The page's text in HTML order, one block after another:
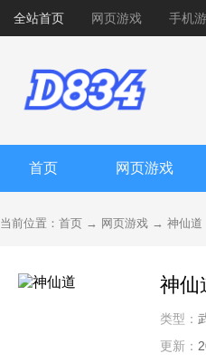
全站首页 网页游戏 手机
首页 网页游戏
当前位置： 首页 → 网页游戏 → 神仙道
神仙
类型：
更新：